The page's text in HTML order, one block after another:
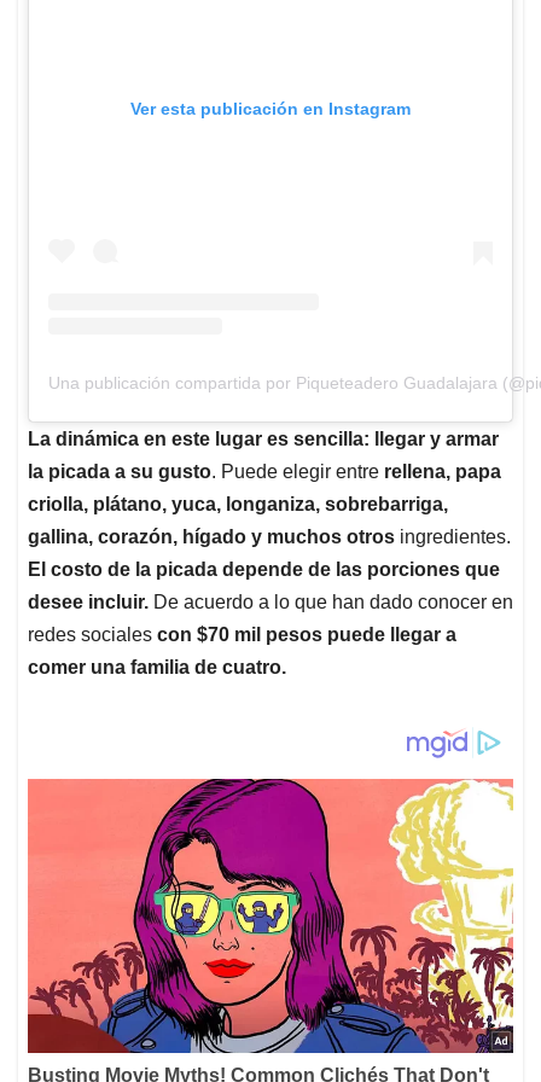
Ver esta publicación en Instagram
Una publicación compartida por Piqueteadero Guadalajara
La dinámica en este lugar es sencilla: llegar y armar
la picada a su gusto. Puede elegir entre rellena, papa
criolla, plátano, yuca, longaniza, sobrebarriga,
gallina, corazón, hígado y muchos otros ingredientes.
El costo de la picada depende de las porciones que
desee incluir. De acuerdo a lo que han dado conocer en
redes sociales con $70 mil pesos puede llegar a
comer una familia de cuatro.